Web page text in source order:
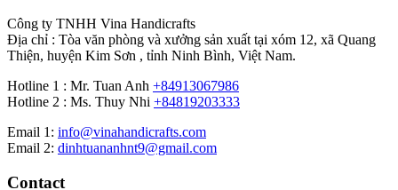
Công ty TNHH Vina Handicrafts
Địa chỉ : Tòa văn phòng và xưởng sản xuất tại xóm 12, xã Quang
Thiện, huyện Kim Sơn , tỉnh Ninh Bình, Việt Nam.
Hotline 1 : Mr. Tuan Anh +84913067986
Hotline 2 : Ms. Thuy Nhi +84819203333
Email 1: info@vinahandicrafts.com
Email 2: dinhtuananhnt9@gmail.com
Contact